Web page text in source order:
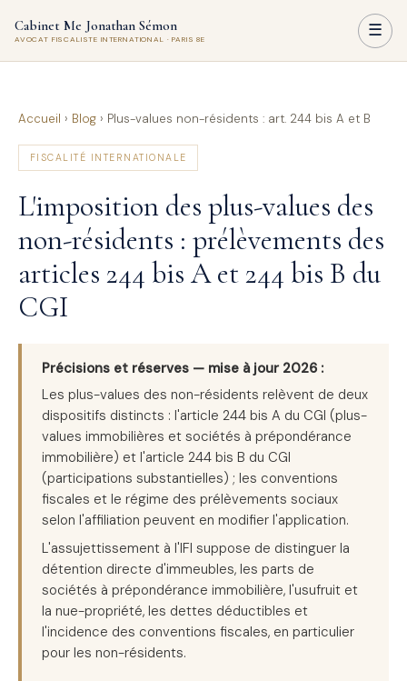
Cabinet Me Jonathan Sémon
AVOCAT FISCALISTE INTERNATIONAL · PARIS 8E ☰
Accueil › Blog › Plus-values non-résidents : art. 244 bis A et B
FISCALITÉ INTERNATIONALE
L'imposition des plus-values des
non-résidents : prélèvements des
articles 244 bis A et 244 bis B du
CGI
Précisions et réserves — mise à jour 2026 :
Les plus-values des non-résidents relèvent de deux
dispositifs distincts : l'article 244 bis A du CGI (plus-
values immobilières et sociétés à prépondérance
immobilière) et l'article 244 bis B du CGI
(participations substantielles) ; les conventions
fiscales et le régime des prélèvements sociaux
selon l'affiliation peuvent en modifier l'application.
L'assujettissement à l'IFI suppose de distinguer la
détention directe d'immeubles, les parts de
sociétés à prépondérance immobilière, l'usufruit et
la nue-propriété, les dettes déductibles et
l'incidence des conventions fiscales, en particulier
pour les non-résidents.